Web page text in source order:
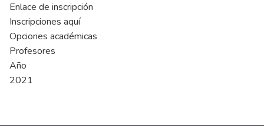
Enlace de inscripción
Inscripciones aquí
Opciones académicas
Profesores
Año
2021